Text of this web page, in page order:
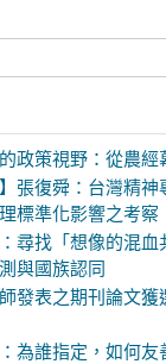
政策視野：從農
張復舜：台灣精
標準化影響之考察
尋找「想像的混
與國族認同
發表之期刊論文
為誰指定，如何